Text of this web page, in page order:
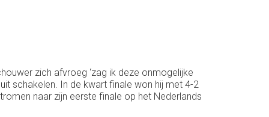
zich afvroeg ‘zag ik deze onmogelijke
schakelen. In de kwart finale won hij met 4-2
naar zijn eerste finale op het Nederlands